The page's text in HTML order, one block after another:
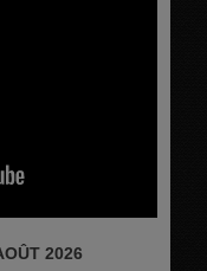
2026